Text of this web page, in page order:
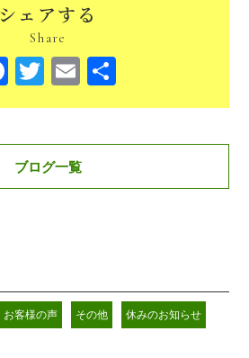
シェアする
Share
Facebook
TwitterEmail
有
ブログ一覧
お客様の声 その他 休みのお知らせ